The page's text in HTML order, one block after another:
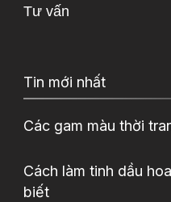
Tư vấn
Tin mới nhất
Các gam màu thời
Cách làm tinh dầu
biết